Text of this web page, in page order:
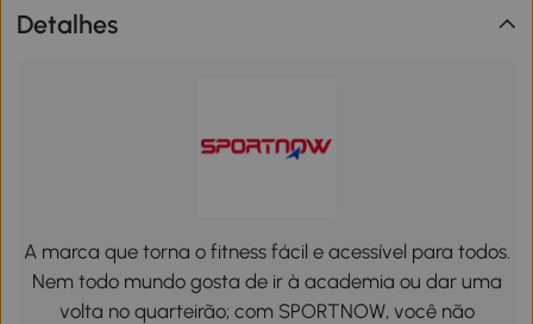
Detalhes
A marca que torna o fitness fácil e acessível para todos.
Nem todo mundo gosta de ir à academia ou dar uma
volta no quarteirão; com SPORTNOW, você não